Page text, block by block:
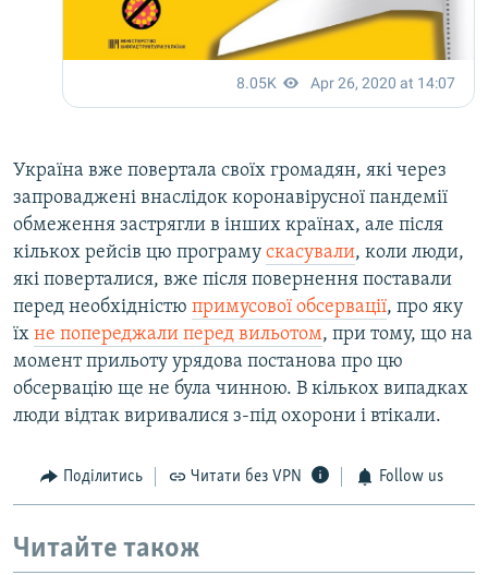
Україна вже повертала своїх громадян, які через
запроваджені внаслідок коронавірусної пандемії
обмеження застрягли в інших країнах, але після
кількох рейсів цю програму скасували, коли люди,
які поверталися, вже після повернення поставали
перед необхідністю примусової обсервації, про яку
їх не попереджали перед вильотом, при тому, що на
момент прильоту урядова постанова про цю
обсервацію ще не була чинною. В кількох випадках
люди відтак виривалися з-під охорони і втікали.
Поділитись Читати без VPN Follow us
Читайте також